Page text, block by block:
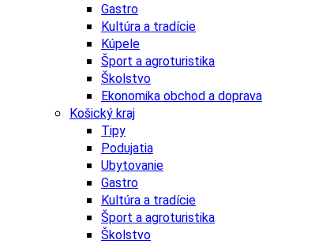
Gastro
Kultúra a tradície
Kúpele
Šport a agroturistika
Školstvo
Ekonomika obchod a doprava
Košický kraj
Tipy
Podujatia
Ubytovanie
Gastro
Kultúra a tradície
Šport a agroturistika
Školstvo